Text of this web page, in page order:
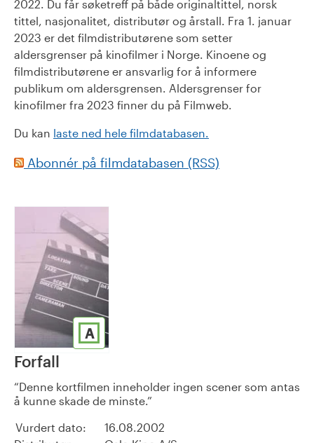
2022. Du får søketreff på både originaltittel, norsk
tittel, nasjonalitet, distributør og årstall. Fra 1. januar
2023 er det filmdistributørene som setter
aldersgrenser på kinofilmer i Norge. Kinoene og
filmdistributørene er ansvarlig for å informere
publikum om aldersgrensen. Aldersgrenser for
kinofilmer fra 2023 finner du på Filmweb.
Du kan laste ned hele filmdatabasen.
Abonnér på filmdatabasen (RSS)
A
Forfall
Denne kortfilmen inneholder ingen scener som antas
å kunne skade de minste.
Vurdert dato:
16.08.2002